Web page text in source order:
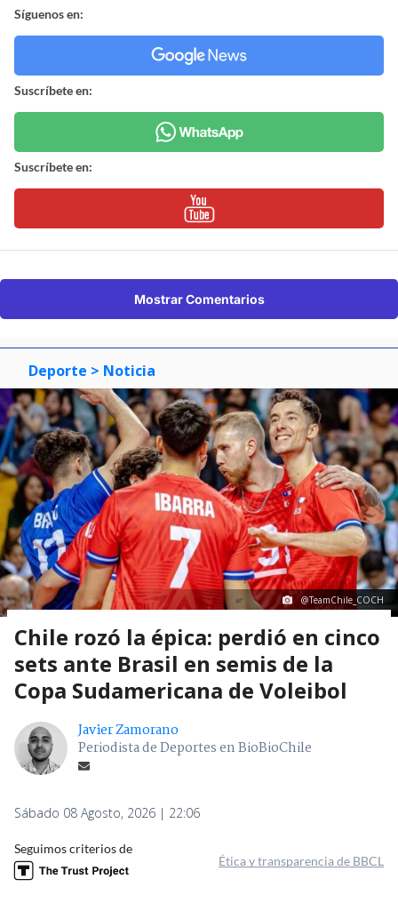
Síguenos en:
Suscríbete en:
Suscríbete en:
Mostrar Comentarios
Deporte > Noticia
@TeamChile_COCH
Chile rozó la épica: perdió en cinco
sets ante Brasil en semis de la
Copa Sudamericana de Voleibol
Javier Zamorano
Periodista de Deportes en BioBioChile
Sábado 08 Agosto, 2026 | 22:06
Seguimos criterios de
Ética y transparencia de BBCL